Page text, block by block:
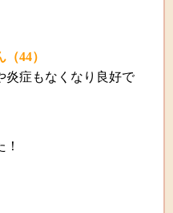
44）
炎症もなくなり良好で